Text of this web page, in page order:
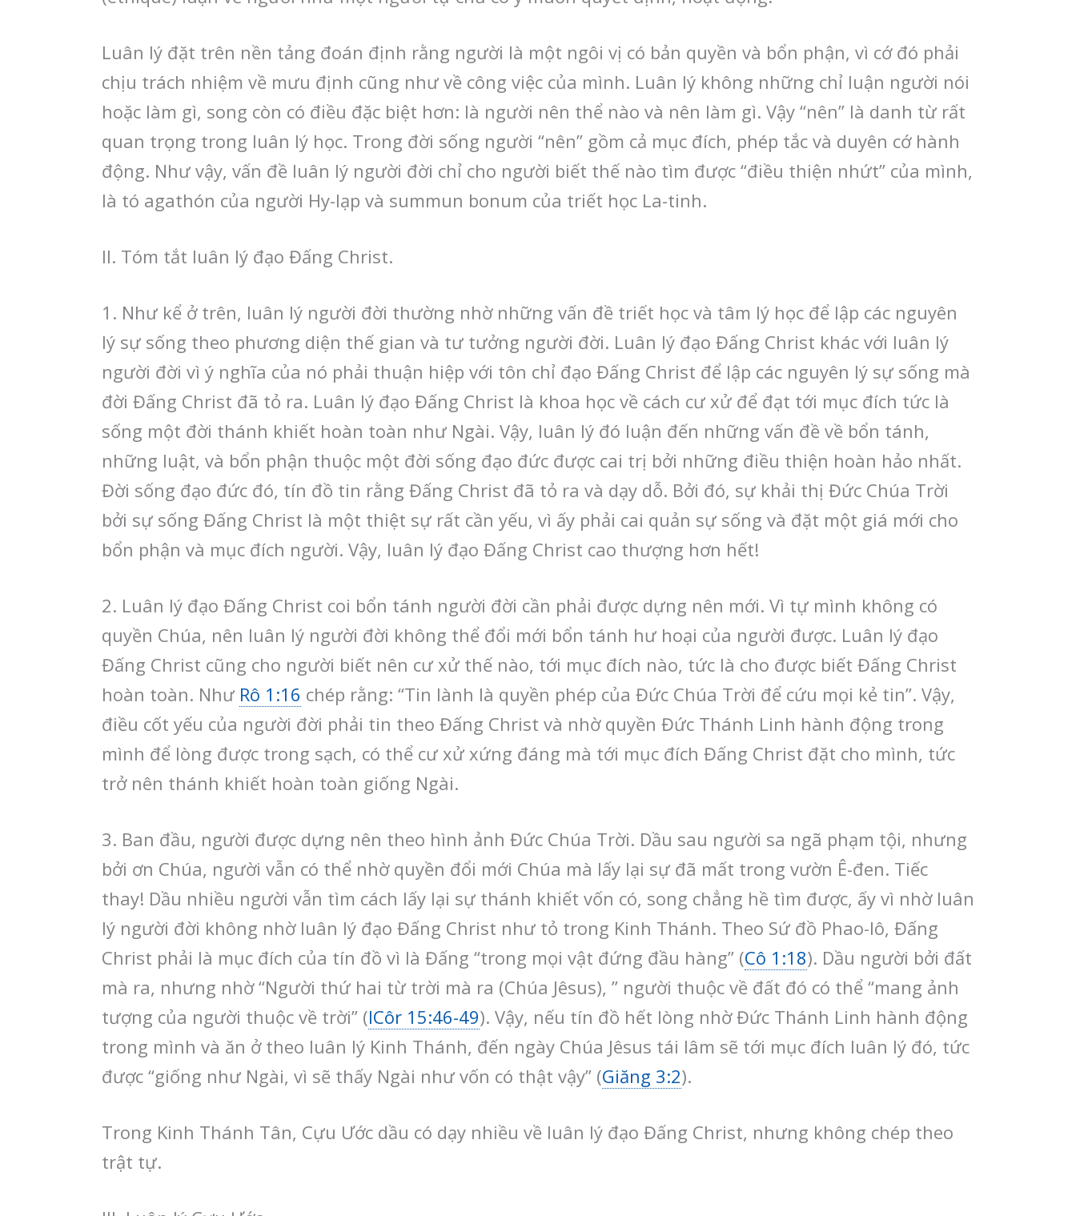
Luân lý đặt trên nền tảng đoán định rằng người là một ngôi vị có bản quyền và bổn phận, vì cớ đó phải
chịu trách nhiệm về mưu định cũng như về công việc của mình. Luân lý không những chỉ luận người nói
hoặc làm gì, song còn có điều đặc biệt hơn: là người nên thể nào và nên làm gì. Vậy “nên” là danh từ rất
quan trọng trong luân lý học. Trong đời sống người “nên” gồm cả mục đích, phép tắc và duyên cớ hành
động. Như vậy, vấn đề luân lý người đời chỉ cho người biết thế nào tìm được “điều thiện nhứt” của mình,
là tó agathón của người Hy-lạp và summun bonum của triết học La-tinh.
II. Tóm tắt luân lý đạo Đấng Christ.
1. Như kể ở trên, luân lý người đời thường nhờ những vấn đề triết học và tâm lý học để lập các nguyên
lý sự sống theo phương diện thế gian và tư tưởng người đời. Luân lý đạo Đấng Christ khác với luân lý
người đời vì ý nghĩa của nó phải thuận hiệp với tôn chỉ đạo Đấng Christ để lập các nguyên lý sự sống mà
đời Đấng Christ đã tỏ ra. Luân lý đạo Đấng Christ là khoa học về cách cư xử để đạt tới mục đích tức là
sống một đời thánh khiết hoàn toàn như Ngài. Vậy, luân lý đó luận đến những vấn đề về bổn tánh,
những luật, và bổn phận thuộc một đời sống đạo đức được cai trị bởi những điều thiện hoàn hảo nhất.
Đời sống đạo đức đó, tín đồ tin rằng Đấng Christ đã tỏ ra và dạy dỗ. Bởi đó, sự khải thị Đức Chúa Trời
bởi sự sống Đấng Christ là một thiệt sự rất cần yếu, vì ấy phải cai quản sự sống và đặt một giá mới cho
bổn phận và mục đích người. Vậy, luân lý đạo Đấng Christ cao thượng hơn hết!
2. Luân lý đạo Đấng Christ coi bổn tánh người đời cần phải được dựng nên mới. Vì tự mình không có
quyền Chúa, nên luân lý người đời không thể đổi mới bổn tánh hư hoại của người được. Luân lý đạo
Đấng Christ cũng cho người biết nên cư xử thế nào, tới mục đích nào, tức là cho được biết Đấng Christ
hoàn toàn. Như Rô 1:16 chép rằng: “Tin lành là quyền phép của Đức Chúa Trời để cứu mọi kẻ tin”. Vậy,
điều cốt yếu của người đời phải tin theo Đấng Christ và nhờ quyền Đức Thánh Linh hành động trong
mình để lòng được trong sạch, có thể cư xử xứng đáng mà tới mục đích Đấng Christ đặt cho mình, tức
trở nên thánh khiết hoàn toàn giống Ngài.
3. Ban đầu, người được dựng nên theo hình ảnh Đức Chúa Trời. Dầu sau người sa ngã phạm tội, nhưng
bởi ơn Chúa, người vẫn có thể nhờ quyền đổi mới Chúa mà lấy lại sự đã mất trong vườn Ê-đen. Tiếc
thay! Dầu nhiều người vẫn tìm cách lấy lại sự thánh khiết vốn có, song chẳng hề tìm được, ấy vì nhờ luân
lý người đời không nhờ luân lý đạo Đấng Christ như tỏ trong Kinh Thánh. Theo Sứ đồ Phao-lô, Đấng
Christ phải là mục đích của tín đồ vì là Đấng “trong mọi vật đứng đầu hàng” (Cô 1:18). Dầu người bởi đất
mà ra, nhưng nhờ “Người thứ hai từ trời mà ra (Chúa Jêsus), ” người thuộc về đất đó có thể “mang ảnh
tượng của người thuộc về trời” (ICôr 15:46-49). Vậy, nếu tín đồ hết lòng nhờ Đức Thánh Linh hành động
trong mình và ăn ở theo luân lý Kinh Thánh, đến ngày Chúa Jêsus tái lâm sẽ tới mục đích luân lý đó, tức
được “giống như Ngài, vì sẽ thấy Ngài như vốn có thật vậy” (Giăng 3:2).
Trong Kinh Thánh Tân, Cựu Ước dầu có dạy nhiều về luân lý đạo Đấng Christ, nhưng không chép theo
trật tự.